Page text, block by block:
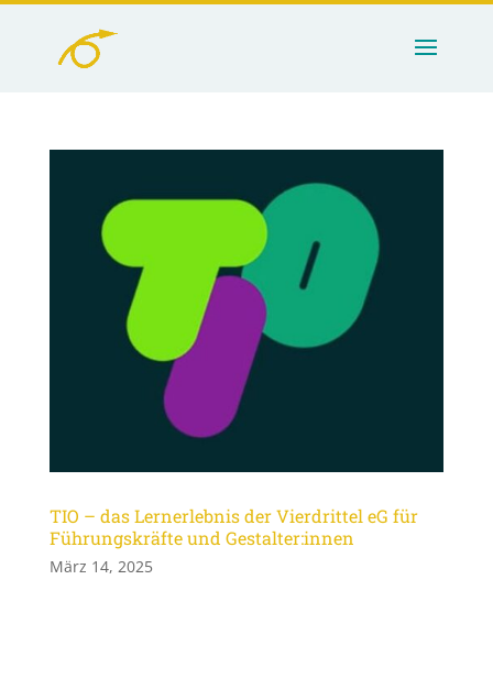
TIO – das Lernerlebnis der Vierdrittel eG für
Führungskräfte und Gestalter:innen
März 14, 2025